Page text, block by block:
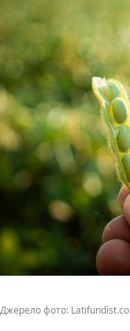
Джерело фото: